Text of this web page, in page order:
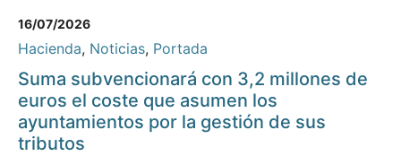
16/07/2026
Hacienda, Noticias, Portada
Suma subvencionará con 3,2 millones de
euros el coste que asumen los
ayuntamientos por la gestión de sus
tributos